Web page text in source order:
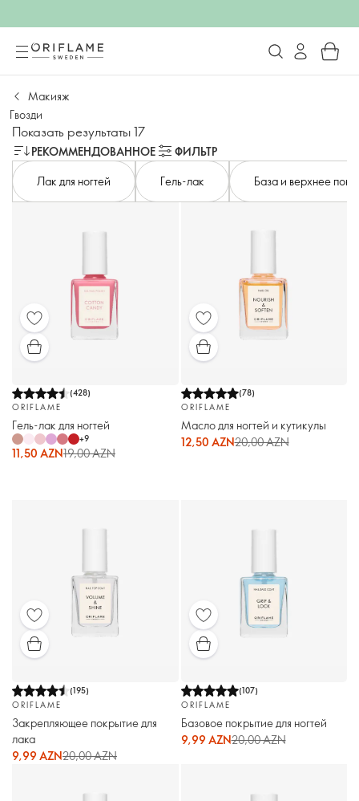
Макияж
Гвозди
Показать результаты 17
РЕКОММЕНДОВАННОЕ
ФИЛЬТР
Лак для ногтей
Гель-лак База и верхнее
(428)
ORIFLAME
Гель-лак для ногтей
+9
11,50 AZN19,00 AZN
(78)
ORIFLAME
Масло для ногтей и кутикулы
12,50 AZN20,00 AZN
(195)
ORIFLAME
Закрепляющее покрытие для
лака
9,99 AZN20,00 AZN
(107)
ORIFLAME
Базовое покрытие для ногтей
9,99 AZN20,00 AZN